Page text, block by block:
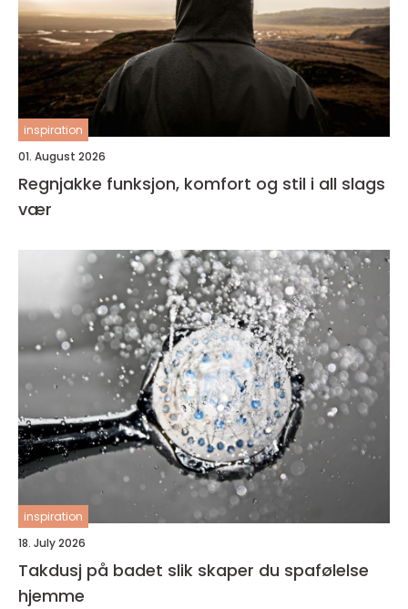
inspiration
01. August 2026
Regnjakke funksjon, komfort og stil i all slags
vær
inspiration
18. July 2026
Takdusj på badet slik skaper du spafølelse
hjemme